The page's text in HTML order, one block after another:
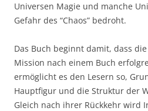
Universen Magie und manche
Gefahr des “Chaos” bedroht.
Das Buch beginnt damit, dass
Mission nach einem Buch
ermöglicht es den Lesern so,
Hauptfigur und die Struktur der
Gleich nach ihrer Rückkehr wird